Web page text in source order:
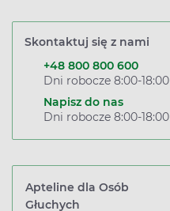
Skontaktuj się z nami
+48 800 800 600
Dni robocze 8:00-18:00
Napisz do nas
Dni robocze 8:00-18:00
Apteline dla Osób
Głuchych